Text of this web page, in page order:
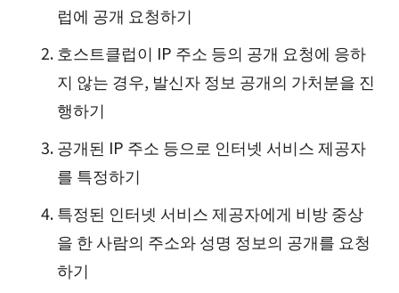
럽에 공개 요청하기
호스트클럽이 IP 주소 등의 공개 요청에 응하
지 않는 경우, 발신자 정보 공개의 가처분을 진
행하기
공개된 IP 주소 등으로 인터넷 서비스 제공자
를 특정하기
특정된 인터넷 서비스 제공자에게 비방 중상
을 한 사람의 주소와 성명 정보의 공개를 요청
하기